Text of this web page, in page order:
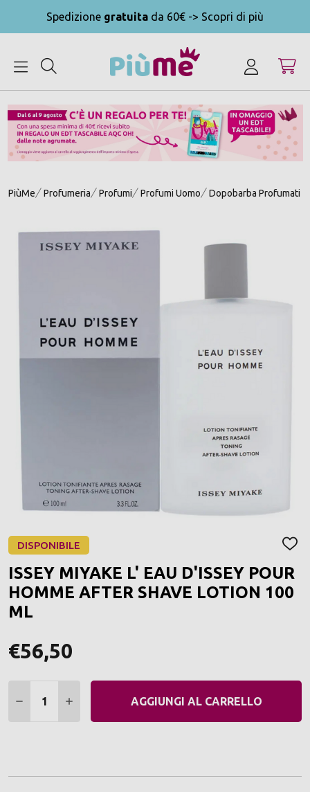
Spedizione gratuita da 60€ -> Scopri di più
PiùMe Profumeria Profumi Profumi Uomo Dopobarba Profumati
DISPONIBILE
DEI
ISSEY MIYAKE L' EAU D'ISSEY POUR
HOMME AFTER SHAVE LOTION 100
ML
€56,50
DIMINUIRE QUANTITÀ:
AUMENTARE QUANTITÀ:
AGGIUNGI AL CARRELLO